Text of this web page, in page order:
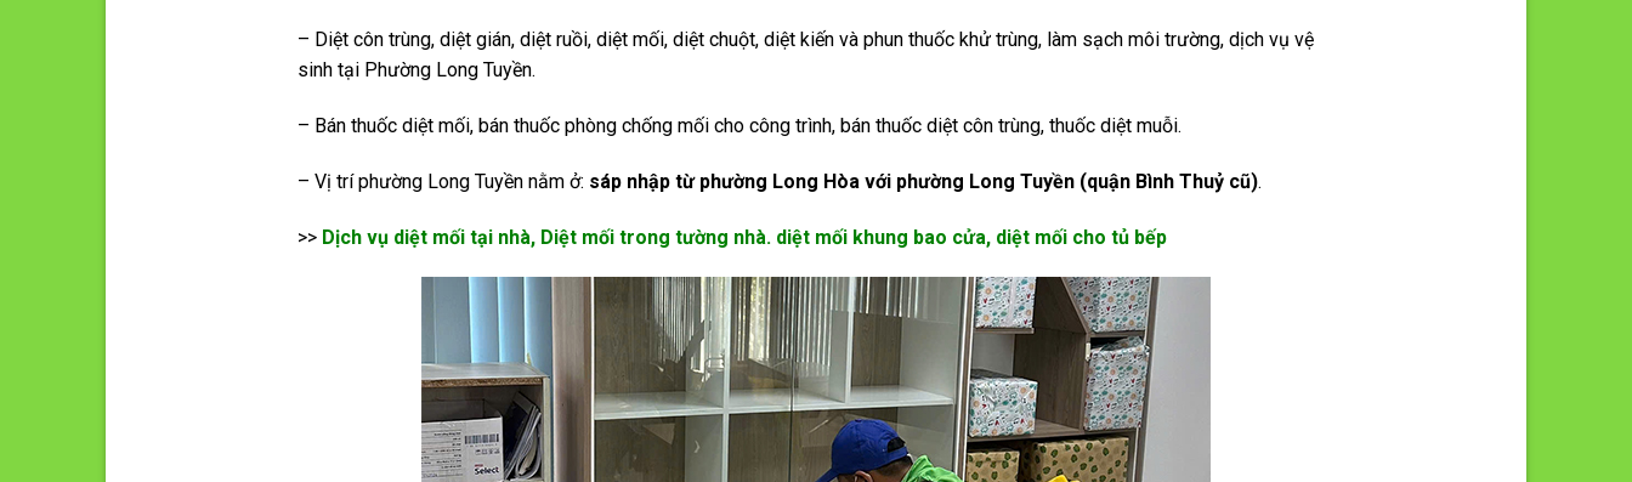
– Diệt côn trùng, diệt gián, diệt ruồi, diệt mối, diệt chuột, diệt kiến và phun thuốc khử trùng, làm sạch môi trường, dịch vụ vệ
sinh tại Phường Long Tuyền.
– Bán thuốc diệt mối, bán thuốc phòng chống mối cho công trình, bán thuốc diệt côn trùng, thuốc diệt muỗi.
– Vị trí phường Long Tuyền nằm ở: sáp nhập từ phường Long Hòa với phường Long Tuyền (quận Bình Thuỷ cũ).
>> Dịch vụ diệt mối tại nhà, Diệt mối trong tường nhà. diệt mối khung bao cửa, diệt mối cho tủ bếp